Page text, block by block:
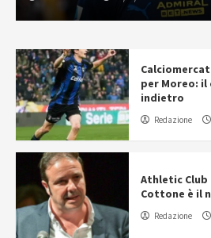
per Moreo:
indietro
Redazione
Athletic Club
Cottone è il
Redazione